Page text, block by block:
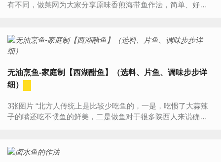
有不同，做菜网为大家分享原味香煎海带鱼作法，简单、好
无油烹鱼-家庭制【西湖醋鱼】（选料、片鱼、调味步步详
细）
3张图片 “北方人传统上是比较少吃鱼的，一是，吃惯了大蒜辣
子的嘴还吃不惯鱼的鲜美，二是做鱼对于很多陕西人来说确实